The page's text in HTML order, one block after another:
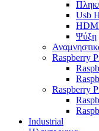
Πληκ/
Usb
Ψύξη
Raspberry
Raspberry
Industrial